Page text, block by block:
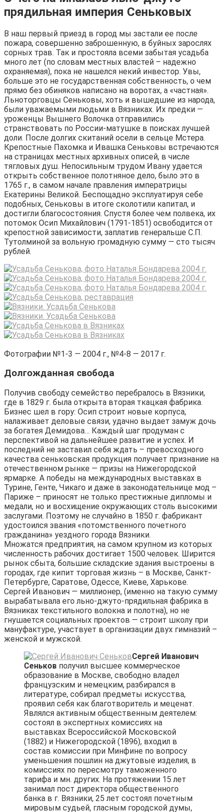
прядильная империя Сеньковых
В наш первый приезд в город мы застали ее после
пожара, совершенно заброшенную, в буйных зарослях
сорных трав. Так и простояла всеми забытая усадьба
много лет (по словам местных властей – надежно
охраняемая), пока не нашелся некий инвестор. Увы,
больше это не государственная собственность, о чем
прямо без обиняков написано на воротах, а «частная».
Льноторговцы Сеньковы, хоть и вышедшие из народа,
были уважаемыми людьми в Вязниках. Их предки —
уроженцы Вышнего Волочка отправились
странствовать по России-матушке в поисках лучшей
доли. После долгих скитаний осели в сельце Мстера.
Крепостные Пахомка и Ивашка Сеньковы встречаются
на страницах местных архивных описей, в числе
тягловых душ. Непосильным трудом Ивану удается
открыть собственное полотняное дело, было это в
1765 г., в самом начале правления императрицы
Екатерины Великой. Беспощадно эксплуатируя себе
подобных, Сеньковы в итоге сколотили капитал, и
достигли благосостояния. Спустя более чем полвека, их
потомок Осип Михайлович (1791-1851) освободится от
крепостной зависимости, заплатив генеральше С.П.
Тутолминой за вольную громадную сумму — сто тысяч
рублей.
Фотографии №1-3 — 2004 г., №4-8 — 2017 г.
Долгожданная свобода
Получив свободу семейство перебралось в Вязники,
где в 1829 г. была открыта вторая ткацкая фабрика.
Бизнес шел в гору: Осип строит новые корпуса,
налаживает деловые связи, удачно выдает замуж дочь
за богатея Демидова… Каждый шаг продуман с
перспективой на дальнейшее развитие и успех. И
последний не заставил себя ждать – превосходного
качества сеньковская продукция получает признание на
отечественном рынке — призы на Нижегородской
ярмарке. А победы на международных выставках в
Турине, Генте, Чикаго и даже в законодательнице мод –
Париже – приносят не только престижные дипломы и
медали, но и восхищение окружающих столь высокими
заслугами. Поэтому не случайно в 1850 г. фабрикант
удостоился звания «потомственного почетного
гражданина» уездного города Вязники.
Множатся предприятия, на самом крупном из которых
численность рабочих достигает 1500 человек. Ширится
рынок сбыта, большие складские здания выстроены в
городах, где кипит торговая жизнь – в Москве, Санкт-
Петербурге, Саратове, Одессе, Киеве, Харькове.
Сергей Иванович — миллионер, (именно на такую сумму
вырабатывала его льно-джуто-прядильная фабрика в
Вязниках текстильного волокна и полотна), но не
гнушается социальных проектов — строит школу при
мануфактуре, участвует в организации двух гимназий –
женской и мужской.
Сергей Иванович
Сеньков получил высшее коммерческое
образование в Москве, свободно владел
французским и немецким, разбирался в
литературе, собирал предметы искусства,
проявил себя как благотворитель и меценат.
Являлся активным общественным деятелем:
состоял в экспертных комиссиях на
выставках Всероссийской Московской
(1882) и Нижегородской (1896), входил в
состав комиссии при Минфине по вопросу
уменьшения пошлин на джутовые изделия, в
комиссиях по пересмотру таможенного
тарифа и мн. других. На протяжении 15 лет
занимал пост директора общественного
банка в г. Вязники, 25 лет состоял почетным
мировым судьей, гласным городской думы,